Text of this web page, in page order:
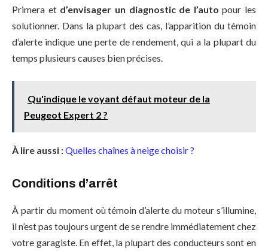
Primera et d’envisager un diagnostic de l’auto pour les
solutionner. Dans la plupart des cas, l’apparition du témoin
d’alerte indique une perte de rendement, qui a la plupart du
temps plusieurs causes bien précises.
Qu'indique le voyant défaut moteur de la
Peugeot Expert 2 ?
À lire aussi :Quelles chaînes à neige choisir ?
Conditions d’arrêt
À partir du moment où témoin d’alerte du moteur s’illumine,
il n’est pas toujours urgent de se rendre immédiatement chez
votre garagiste. En effet, la plupart des conducteurs sont en